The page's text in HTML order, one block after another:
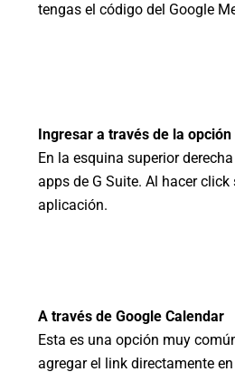
tengas el código del Google
Ingresar a través de la
En la esquina superior
apps de G Suite. Al hacer
aplicación.
A través de Google Calendar
Esta es una opción muy
agregar el link directamente